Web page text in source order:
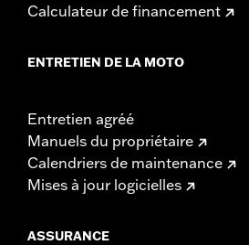
Calculateur de financement
ENTRETIEN DE LA MOTO
Entretien agréé
Manuels du propriétaire
Calendriers de maintenance
Mises à jour logicielles
ASSURANCE